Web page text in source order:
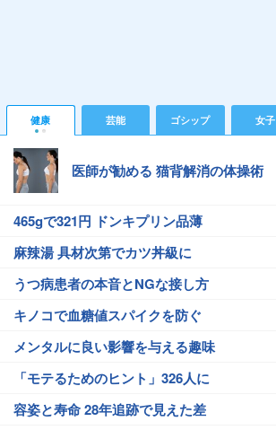
健康 芸能 ゴシップ 女子
医師が勧める 猫背解消の体操術
465gで321円 ドンキプリン品薄
麻辣湯 具材次第でカツ丼級に
うつ病患者の本音とNGな接し方
キノコで血糖値スパイクを防ぐ
メンタルに良い影響を与える趣味
「モテるためのヒント」326人に
容姿と寿命 28年追跡で見えた差